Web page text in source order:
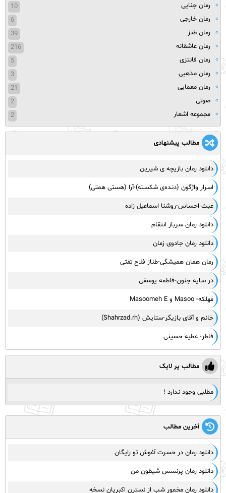
رمان جنایی
10
رمان خارجی
6
رمان طنز
39
رمان عاشقانه
216
رمان فانتزی
5
رمان مذهبی
3
رمان معمایی
21
صوتی
2
مجموعه اشعار
2
مطالب پیشنهادی
دانلود رمان بازیچه ی شیرین
اسرار واژگون (دنده‌ی شکسته)-آرا (هستی همتی)
عبث احساس-روشنا اسماعیل زاده
دانلود رمان سرباز انتقام
دانلود رمان جادوی زمان
رمان همان همیشگی-طناز فلاح تفتی
در سایه جنون-فاطمه یوسفی
مَهلکه- Masoo و Masoomeh E
خانم و آقای بازیگر-ستایش (Shahrzad.rh)
فاطر- عطیه حسینی
مطالب پر لایک
مطلبی وجود ندارد !
آخرین مطالب
دانلود رمان در حسرت آغوش تو رایگان
دانلود رمان پرنسس شیطون من
دانلود رمان مخمور شب از نسترن اکبریان نسخه